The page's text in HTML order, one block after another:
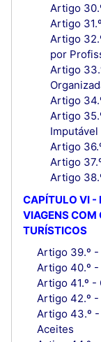
Artigo
Artigo
Artigo
por
Artigo
Artigo
Artigo
Artigo
Artigo
Artigo
CAPÍTULO VI -
VIAGENS COM
TURÍSTICOS
Artigo 39.º
Artigo 40.º -
Artigo 41.º -
Artigo 42.º -
Artigo 43.º -
Aceites